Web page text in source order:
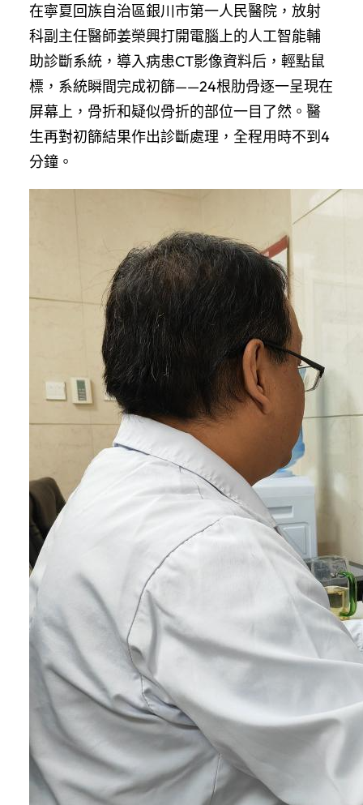
在寧夏回族自治區銀川市第一人民醫院，放射
科副主任醫師姜榮興打開電腦上的人工智能輔
助診斷系統，導入病患CT影像資料后，輕點鼠
標，系統瞬間完成初篩——24根肋骨逐一呈現在
屏幕上，骨折和疑似骨折的部位一目了然。醫
生再對初篩結果作出診斷處理，全程用時不到4
分鐘。